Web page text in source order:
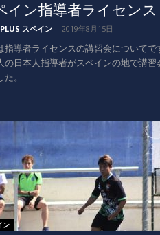
イン指導者ライセンス
スペイン - 2019年8月15日
指導者ライセンスの講習会についてで
の日本人指導者がスペインの地で講習
。
ン